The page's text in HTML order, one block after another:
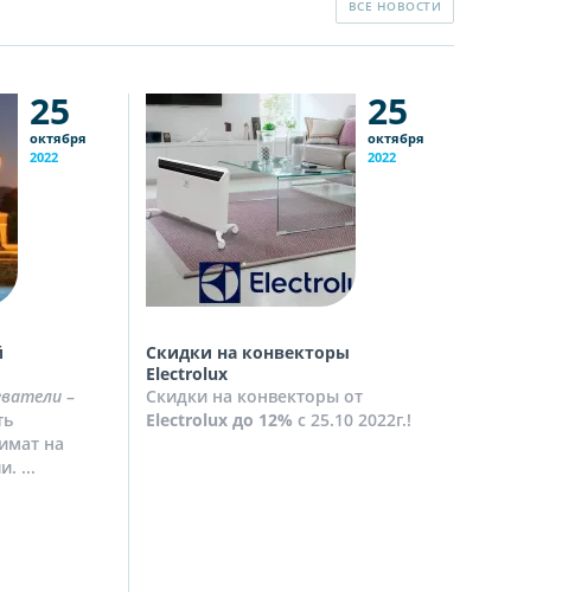
ВСЕ НОВОСТИ
25
октября
2022
–
на
...
25
октября
2022
Скидки на конвекторы
Electrolux
Скидки на конвекторы от
Electrolux до 12% с 25.10 2022г.!